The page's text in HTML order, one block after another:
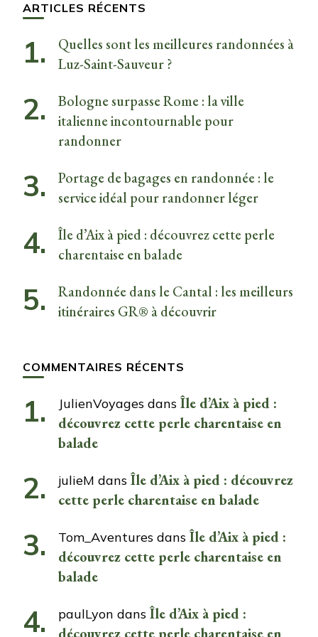
ARTICLES RÉCENTS
Quelles sont les meilleures randonnées à
Luz-Saint-Sauveur ?
Bologne surpasse Rome : la ville
italienne incontournable pour
randonner
Portage de bagages en randonnée : le
service idéal pour randonner léger
Île d’Aix à pied : découvrez cette perle
charentaise en balade
Randonnée dans le Cantal : les meilleurs
itinéraires GR® à découvrir
COMMENTAIRES RÉCENTS
JulienVoyages dans Île d’Aix à pied :
découvrez cette perle charentaise en
balade
julieM dans Île d’Aix à pied : découvrez
cette perle charentaise en balade
Tom_Aventures dans Île d’Aix à pied :
découvrez cette perle charentaise en
balade
paulLyon dans Île d’Aix à pied :